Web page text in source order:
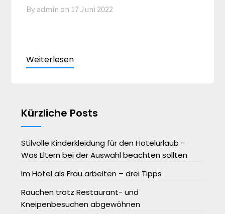
By admin on 17 Juni 2022
Kürzliche Posts
Stilvolle Kinderkleidung für den Hotelurlaub –
Was Eltern bei der Auswahl beachten sollten
Im Hotel als Frau arbeiten – drei Tipps
Rauchen trotz Restaurant- und
Kneipenbesuchen abgewöhnen